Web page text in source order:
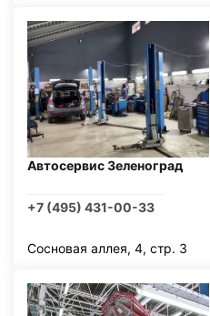
Автосервис Зеленоград
+7 (495) 431-00-33
Сосновая аллея, 4, стр. 3